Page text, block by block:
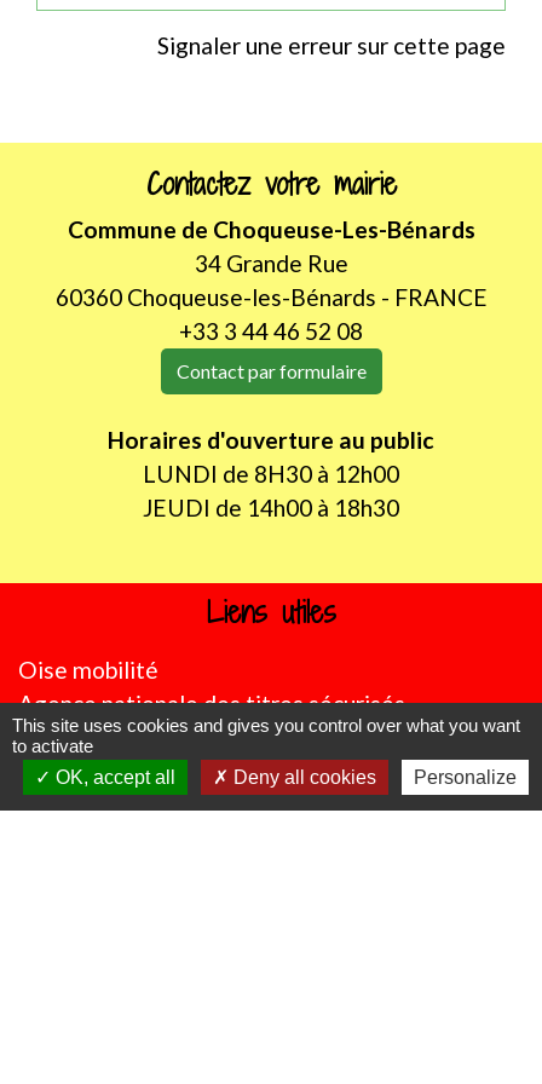
Signaler une erreur sur cette page
Contactez votre mairie
Commune de Choqueuse-Les-Bénards
34 Grande Rue
60360 Choqueuse-les-Bénards - FRANCE
+33 3 44 46 52 08
Contact par formulaire
Horaires d'ouverture au public
LUNDI de 8H30 à 12h00
JEUDI de 14h00 à 18h30
Liens utiles
Oise mobilité
Agence nationale des titres sécurisés
Procuration de vote
Service Public
This site uses cookies and gives you control over what you want
to activate
OK, accept all
Deny all cookies Personalize